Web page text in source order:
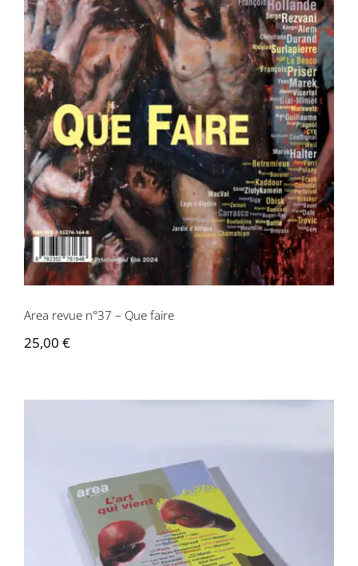
Area revue n°37 – Que faire
Area revue n°37 – Que faire
25,00 €
Area revue n°35 – L’art qui vient